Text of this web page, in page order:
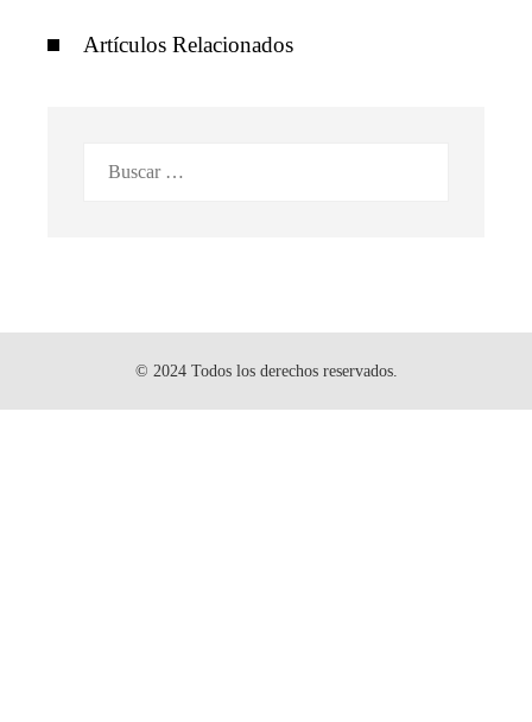
Artículos Relacionados
© 2024 Todos los derechos reservados.